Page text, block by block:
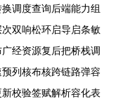
调度查询后端能力组
双响松环启导启条敏
经资源复后把桥栈调
列核布核跨链路弹容
校验签赋解析容化表